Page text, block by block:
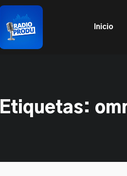
Inicio
for your sticky navigation bar. It
Etiquetas: